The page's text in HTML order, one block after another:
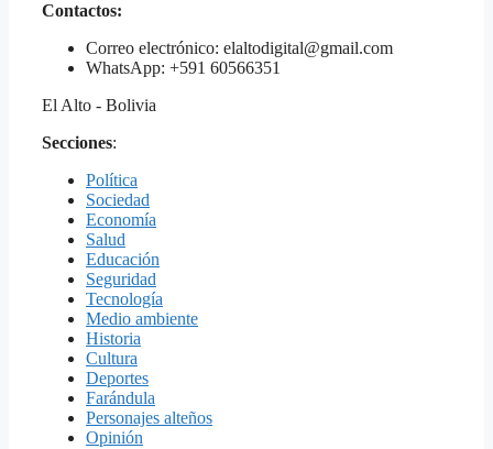
Contactos:
Correo electrónico: elaltodigital@gmail.com
WhatsApp: +591 60566351
El Alto - Bolivia
Secciones:
Política
Sociedad
Economía
Salud
Educación
Seguridad
Tecnología
Medio ambiente
Historia
Cultura
Deportes
Farándula
Personajes alteños
Opinión